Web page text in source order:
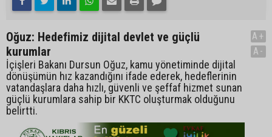
Oğuz: Hedefimiz dijital devlet ve güçlü
kurumlar
İçişleri Bakanı Dursun Oğuz, kamu yönetiminde dijital
dönüşümün hız kazandığını ifade ederek, hedeflerinin
vatandaşlara daha hızlı, güvenli ve şeffaf hizmet sunan
güçlü kurumlara sahip bir KKTC oluşturmak olduğunu
belirtti.
A+
A-